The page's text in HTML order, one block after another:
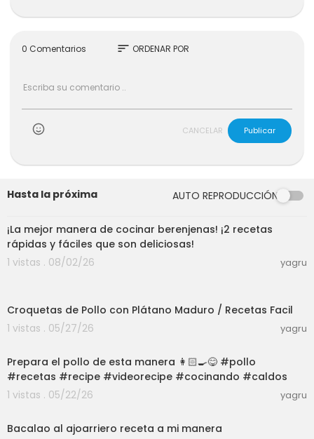
0 Comentarios sort ORDENAR POR
CANCELAR Publicar
Hasta la próxima AUTO REPRODUCCIÓN
09:25
¡La mejor manera de cocinar berenjenas! ¡2 recetas
rápidas y fáciles que son deliciosas!
1 vistas . 08/02/26
yagru
Croquetas de Pollo con Plátano Maduro / Recetas Facil
1 vistas . 05/27/26
yagru
Prepara el pollo de esta manera 👩🏻‍🍳😋 #pollo
#recetas #recipe #videorecipe #cocinando #caldos
1 vistas . 05/22/26
yagru
Bacalao al ajoarriero receta a mi manera